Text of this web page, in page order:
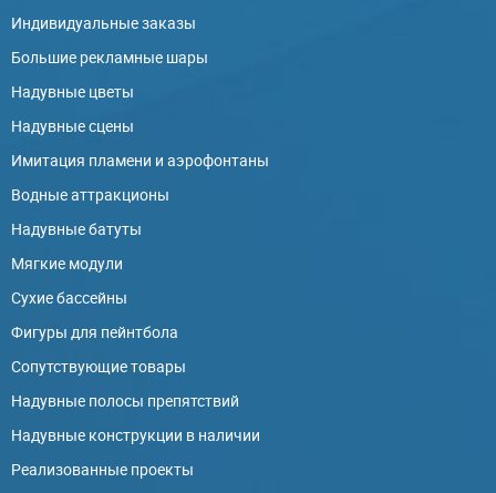
Индивидуальные заказы
Большие рекламные шары
Надувные цветы
Надувные сцены
Имитация пламени и аэрофонтаны
Водные аттракционы
Надувные батуты
Мягкие модули
Сухие бассейны
Фигуры для пейнтбола
Сопутствующие товары
Надувные полосы препятствий
Надувные конструкции в наличии
Реализованные проекты